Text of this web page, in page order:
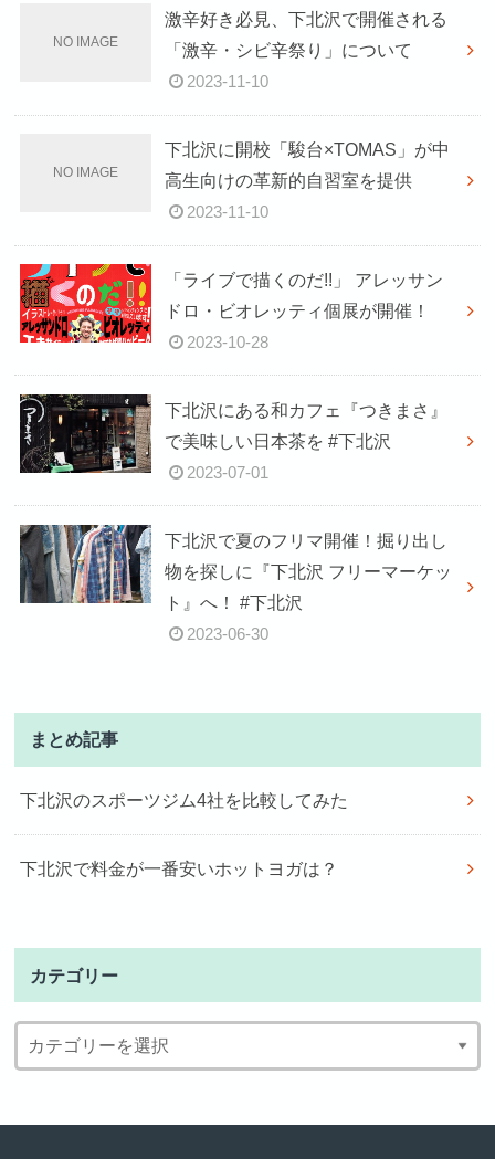
激辛好き必見、下北沢で開催される
「激辛・シビ辛祭り」について
2023-11-10
下北沢に開校「駿台×TOMAS」が中
高生向けの革新的自習室を提供
2023-11-10
「ライブで描くのだ!!」 アレッサン
ドロ・ビオレッティ個展が開催！
2023-10-28
下北沢にある和カフェ『つきまさ』
で美味しい日本茶を #下北沢
2023-07-01
下北沢で夏のフリマ開催！掘り出し
物を探しに『下北沢 フリーマーケッ
ト』へ！ #下北沢
2023-06-30
まとめ記事
下北沢のスポーツジム4社を比較してみた
下北沢で料金が一番安いホットヨガは？
カテゴリー